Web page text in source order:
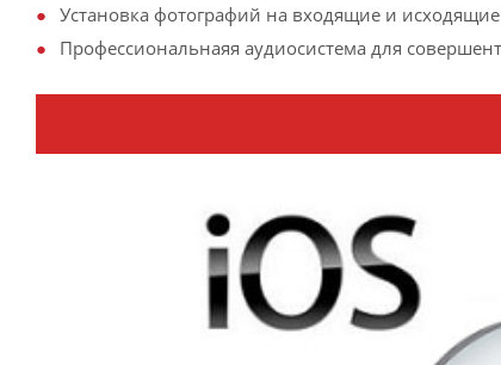
Установка фотографий на входящие и
Профессиональнаяя аудиосистема для